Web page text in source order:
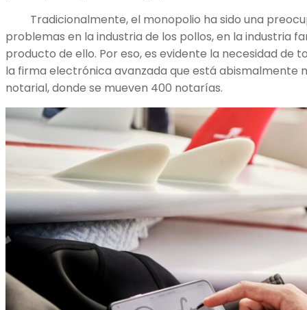
Tradicionalmente, el monopolio ha sido una
problemas en la industria de los pollos, en la industria
producto de ello. Por eso, es evidente la necesidad de
la firma electrónica avanzada que está abismalmente
notarial, donde se mueven 400 notarías.